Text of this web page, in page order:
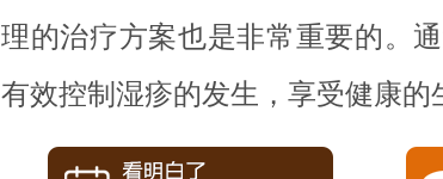
理的治疗方案也是非常重要的。
有效控制湿疹的发生，享受健康的